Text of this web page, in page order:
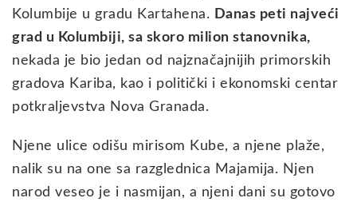
Kolumbije u gradu Kartahena. Danas peti najveći
grad u Kolumbiji, sa skoro milion stanovnika,
nekada je bio jedan od najznačajnijih primorskih
gradova Kariba, kao i politički i ekonomski centar
potkraljevstva Nova Granada.
Njene ulice odišu mirisom Kube, a njene plaže,
nalik su na one sa razglednica Majamija. Njen
narod veseo je i nasmijan, a njeni dani su gotovo